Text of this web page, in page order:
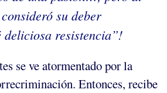
su deber
deliciosa resistencia”!
se ve atormentado por la
Entonces, recibe